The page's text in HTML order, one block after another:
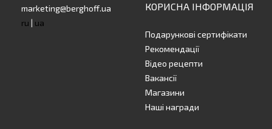
marketing@berghoff.ua
ru | ua
КОРИСНА ІНФОРМАЦІЯ
Подарункові сертифікати
Рекомендації
Відео рецепти
Вакансії
Магазини
Наші награди